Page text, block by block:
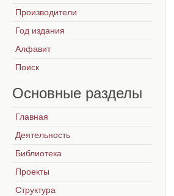
Производители
Год издания
Алфавит
Поиск
Основные разделы
Главная
Деятельность
Библиотека
Проекты
Структура